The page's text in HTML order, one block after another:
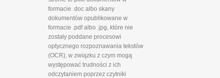
formacie .doc albo skany
dokumentów opublikowane w
formacie .pdf albo .jpg, które nie
zostały poddane procesowi
optycznego rozpoznawania tekstów
(OCR), w związku z czym mogą
występować trudności z ich
odczytaniem poprzez czytniki